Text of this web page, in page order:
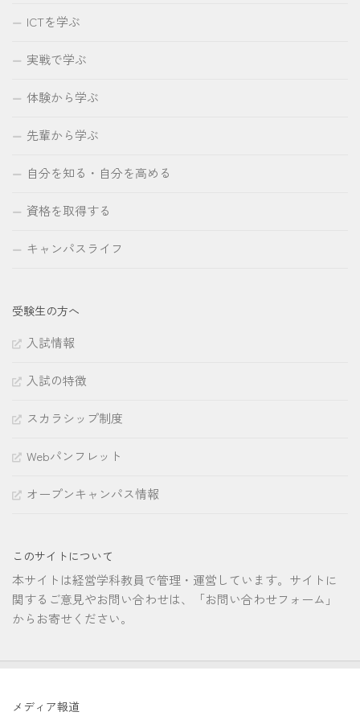
ICTを学ぶ
実戦で学ぶ
体験から学ぶ
先輩から学ぶ
自分を知る・自分を高める
資格を取得する
キャンパスライフ
受験生の方へ
入試情報
入試の特徴
スカラシップ制度
Webパンフレット
オープンキャンパス情報
このサイトについて
本サイトは経営学科教員で管理・運営しています。サイトに
関するご意見やお問い合わせは、「お問い合わせフォーム」
からお寄せください。
メディア報道